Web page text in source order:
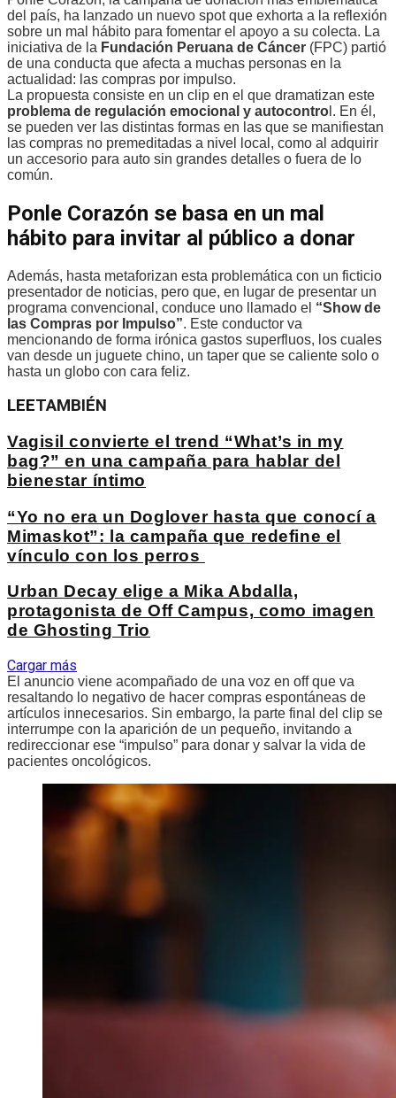
del país, ha lanzado un nuevo spot que exhorta a la reflexión
sobre un mal hábito para fomentar el apoyo a su colecta. La
iniciativa de la Fundación Peruana de Cáncer (FPC) partió
de una conducta que afecta a muchas personas en la
actualidad: las compras por impulso.
La propuesta consiste en un clip en el que dramatizan este
problema de regulación emocional y autocontro l. En él,
se pueden ver las distintas formas en las que se manifiestan
las compras no premeditadas a nivel local, como al adquirir
un accesorio para auto sin grandes detalles o fuera de lo
común.
Ponle Corazón se basa en un mal
hábito para invitar al público a donar
Además, hasta metaforizan esta problemática con un ficticio
presentador de noticias, pero que, en lugar de presentar un
programa convencional, conduce uno llamado el “Show de
las Compras por Impulso”. Este conductor va
mencionando de forma irónica gastos superfluos, los cuales
van desde un juguete chino, un taper que se caliente solo o
hasta un globo con cara feliz.
LEETAMBIÉN
Vagisil convierte el trend “What’s in my
bag?” en una campaña para hablar del
bienestar íntimo
“Yo no era un Doglover hasta que conocí a
Mimaskot”: la campaña que redefine el
vínculo con los perros
Urban Decay elige a Mika Abdalla,
protagonista de Off Campus, como imagen
de Ghosting Trio
Cargar más
El anuncio viene acompañado de una voz en off que va
resaltando lo negativo de hacer compras espontáneas de
artículos innecesarios. Sin embargo, la parte final del clip se
interrumpe con la aparición de un pequeño, invitando a
redireccionar ese “impulso” para donar y salvar la vida de
pacientes oncológicos.